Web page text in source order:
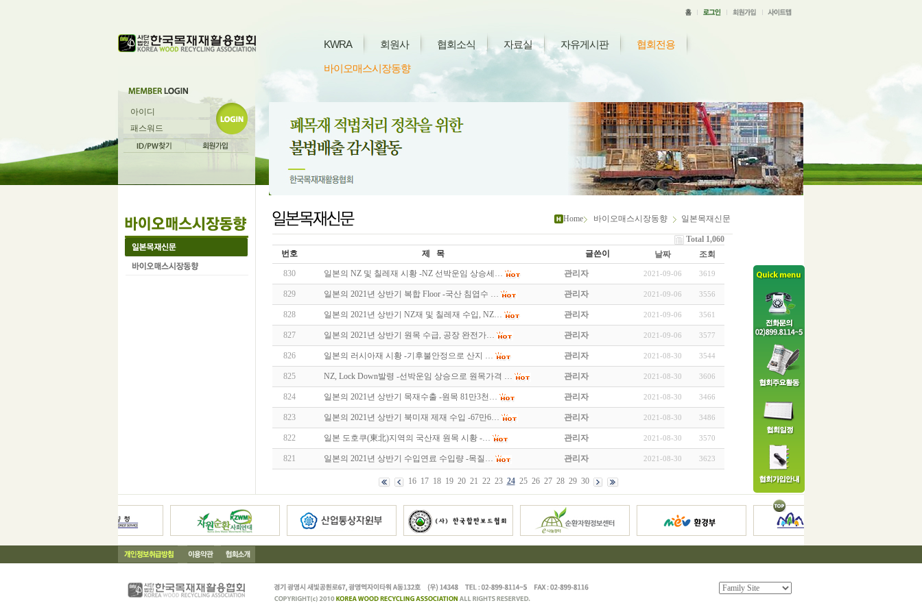
KWRA 회원사 협회소식 자료실 자유게시판 협회전용
바이오매스시장동향
Home 바이오매스시장동향 일본목재신문
Total 1,060
번호
제 목 글쓴이 날짜
조회
830
일본의 NZ 및 칠레재 시황 -NZ 선박운임 상승세… 관리자 2021-09-06 3619
829 일본의 2021년 상반기 복합 Floor -국산 침엽수 … 관리자 2021-09-06 3556
828 일본의 2021년 상반기 NZ재 및 칠레재 수입, NZ… 관리자 2021-09-06 3561
827 일본의 2021년 상반기 원목 수급, 공장 완전가… 관리자 2021-09-06 3577
826 일본의 러시아재 시황 -기후불안정으로 산지 … 관리자 2021-08-30 3544
825 NZ, Lock Down발령 -선박운임 상승으로 원목가격 … 관리자 2021-08-30 3606
824 일본의 2021년 상반기 목재수출 -원목 81만3천… 관리자 2021-08-30 3466
823 일본의 2021년 상반기 북미재 제재 수입 -67만6… 관리자 2021-08-30 3486
822 일본 도호쿠(東北)지역의 국산재 원목 시황 -… 관리자 2021-08-30 3570
821 일본의 2021년 상반기 수입연료 수입량 -목질… 관리자 2021-08-30 3623
16 17 18 19 20 21 22 23 24 25 26 27 28 29 30